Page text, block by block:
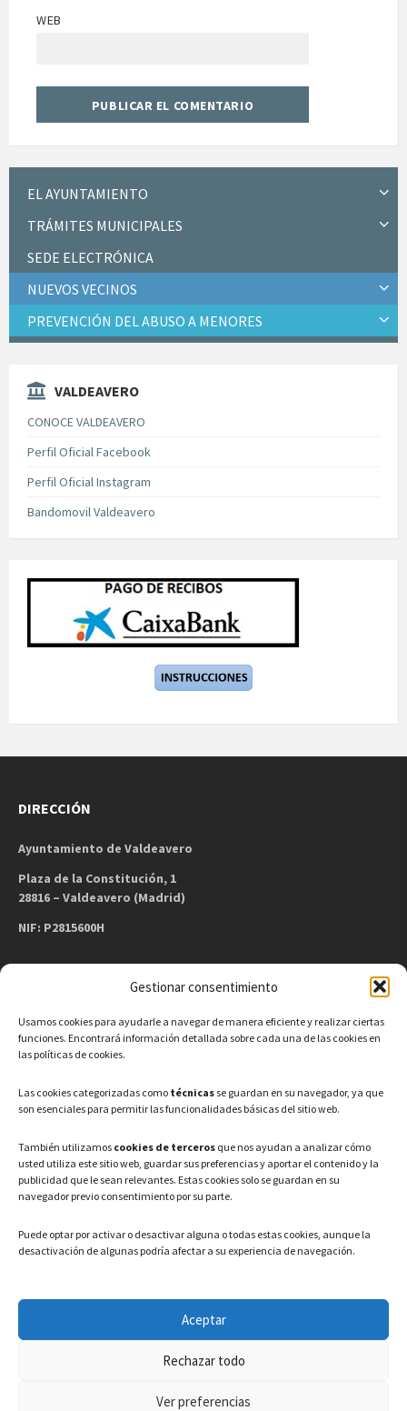
Gestionar consentimiento
Usamos cookies para ayudarle a navegar de manera eficiente y realizar ciertas
funciones. Encontrará información detallada sobre cada una de las cookies en
las políticas de cookies.
Las cookies categorizadas como técnicas se guardan en su navegador, ya que
son esenciales para permitir las funcionalidades básicas del sitio web.
También utilizamos cookies de terceros que nos ayudan a analizar cómo
usted utiliza este sitio web, guardar sus preferencias y aportar el contenido y la
publicidad que le sean relevantes. Estas cookies solo se guardan en su
navegador previo consentimiento por su parte.
Puede optar por activar o desactivar alguna o todas estas cookies, aunque la
desactivación de algunas podría afectar a su experiencia de navegación.
Aceptar
Rechazar todo
Ver preferencias
WEB
EL AYUNTAMIENTO
TRÁMITES MUNICIPALES
SEDE ELECTRÓNICA
NUEVOS VECINOS
PREVENCIÓN DEL ABUSO A MENORES
VALDEAVERO
CONOCE VALDEAVERO
Perfil Oficial Facebook
Perfil Oficial Instagram
Bandomovil Valdeavero
DIRECCIÓN
Ayuntamiento de Valdeavero
Plaza de la Constitución, 1
28816 – Valdeavero (Madrid)
NIF: P2815600H
Teléfono: 91 886 44 62
Correo Electrónico:
HORARIO
Lunes a Viernes: 08:00h – 15:00h
LEGAL
Política de privacidad–Aviso Legal–Política de cookies
Registro de actividades de Tratamiento